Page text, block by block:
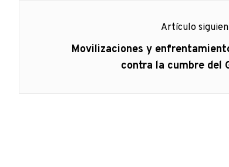
Artículo
Artículo
Movilizaciones y
contra la cumbre del